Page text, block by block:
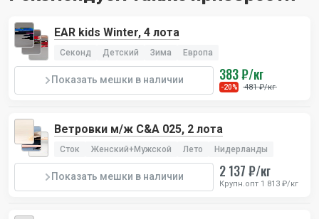
EAR kids Winter, 4 лота
Секонд Детский Зима Европа
Показать мешки в наличии 383 ₽/кг
-20% 481 ₽/кг
Ветровки м/ж C&A 025, 2 лота
Сток Женский+Мужской Лето Нидерланды
Показать мешки в наличии 2 137 ₽/кг
Крупн.опт 1 813 ₽/кг